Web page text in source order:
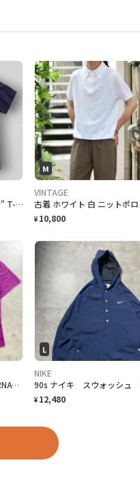
"2002 Vans Warped Tour" T-Shirt バンズ ワープドツアーTシャツ [M]
M
VINTAGE
¥ 10,800
90年代 銀タグ NIKE INTERNATIONAL ユーロナイキ インターナショナル プリントTシャツ メンズ2XL相当 古着 90s ヴィンテージ VINTAGE 銀タグ 地球儀 バックプリント ビッグサイズ 大きいサイズ 紫色
L
NIKE
¥ 12,480